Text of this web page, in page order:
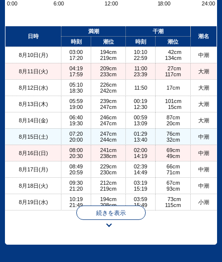
0:00
6:00 12:00 18:00 24:00
+
日時
満潮
干潮
潮名
時刻
潮位 時刻 潮位
8月10日(月)
03:00
17:20
194cm
219cm
10:10
22:59
42cm
134cm
中潮
8月11日(火)
04:19
17:59
209cm
233cm
11:00
23:39
27cm
117cm
大潮
8月12日(水)
05:10
18:30
226cm
242cm
11:50 17cm 大潮
8月13日(木)
05:59
19:00
239cm
247cm
00:19
12:30
101cm
15cm
大潮
8月14日(金)
06:40
19:30
246cm
247cm
00:59
13:09
87cm
20cm
大潮
8月15日(土)
07:20
20:00
247cm
244cm
01:29
13:40
76cm
32cm
中潮
8月16日(日)
08:00
20:30
241cm
238cm
02:00
14:19
69cm
49cm
中潮
8月17日(月)
08:49
20:59
229cm
230cm
02:39
14:49
66cm
71cm
中潮
8月18日(火)
09:30
21:20
212cm
219cm
03:19
15:19
67cm
93cm
中潮
8月19日(水)
10:19
21:49
194cm
208cm
03:59
15:49
73cm
115cm
小潮
続きを表示